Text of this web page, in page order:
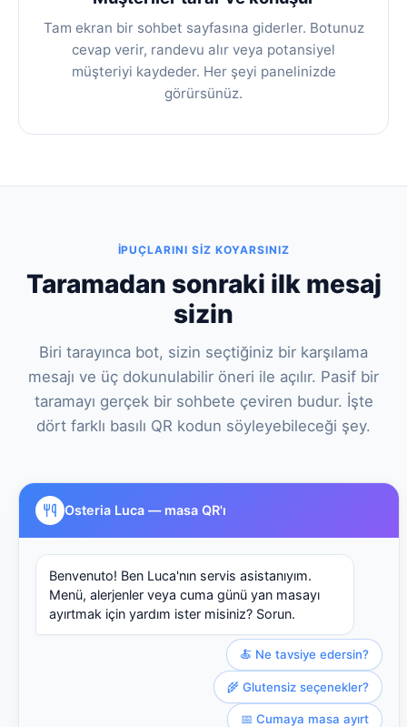
Tam ekran bir sohbet sayfasına giderler. Botunuz
cevap verir, randevu alır veya potansiyel
müşteriyi kaydeder. Her şeyi panelinizde
görürsünüz.
İPUÇLARINI SIZ KOYARSINIZ
Taramadan sonraki ilk mesaj
sizin
Biri tarayınca bot, sizin seçtiğiniz bir karşılama
mesajı ve üç dokunulabilir öneri ile açılır. Pasif bir
taramayı gerçek bir sohbete çeviren budur. İşte
dört farklı basılı QR kodun söyleyebileceği şey.
Osteria Luca — masa QR'ı
Benvenuto! Ben Luca'nın servis asistanıyım.
Menü, alerjenler veya cuma günü yan masayı
ayırtmak için yardım ister misiniz? Sorun.
🍝 Ne tavsiye edersin?
🌾 Glutensiz seçenekler?
📅 Cumaya masa ayırt